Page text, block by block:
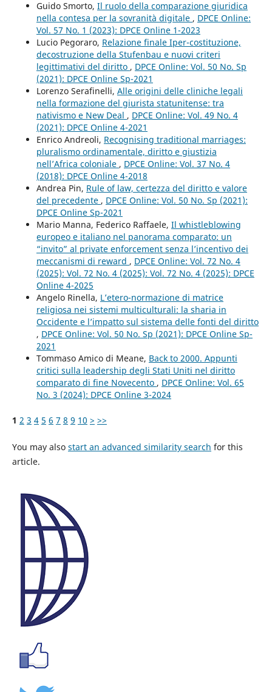
Guido Smorto, Il ruolo della comparazione giuridica
nella contesa per la sovranità digitale , DPCE Online:
Vol. 57 No. 1 (2023): DPCE Online 1-2023
Lucio Pegoraro, Relazione finale Iper-costituzione,
decostruzione della Stufenbau e nuovi criteri
legittimativi del diritto , DPCE Online: Vol. 50 No. Sp
(2021): DPCE Online Sp-2021
Lorenzo Serafinelli, Alle origini delle cliniche legali
nella formazione del giurista statunitense: tra
nativismo e New Deal , DPCE Online: Vol. 49 No. 4
(2021): DPCE Online 4-2021
Enrico Andreoli, Recognising traditional marriages:
pluralismo ordinamentale, diritto e giustizia
nell’Africa coloniale , DPCE Online: Vol. 37 No. 4
(2018): DPCE Online 4-2018
Andrea Pin, Rule of law, certezza del diritto e valore
del precedente , DPCE Online: Vol. 50 No. Sp (2021):
DPCE Online Sp-2021
Mario Manna, Federico Raffaele, Il whistleblowing
europeo e italiano nel panorama comparato: un
“invito” al private enforcement senza l’incentivo dei
meccanismi di reward , DPCE Online: Vol. 72 No. 4
(2025): Vol. 72 No. 4 (2025): Vol. 72 No. 4 (2025): DPCE
Online 4-2025
Angelo Rinella, L’etero-normazione di matrice
religiosa nei sistemi multiculturali: la sharia in
Occidente e l’impatto sul sistema delle fonti del diritto
, DPCE Online: Vol. 50 No. Sp (2021): DPCE Online Sp-
2021
Tommaso Amico di Meane, Back to 2000. Appunti
critici sulla leadership degli Stati Uniti nel diritto
comparato di fine Novecento , DPCE Online: Vol. 65
No. 3 (2024): DPCE Online 3-2024
1 2 3 4 5 6 7 8 9 10 > >>
You may also start an advanced similarity search for this
article.